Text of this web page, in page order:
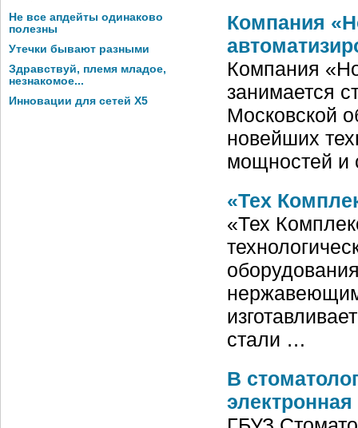
Не все апдейты одинаково
полезны
Утечки бывают разными
Здравствуй, племя младое,
незнакомое...
Инновации для сетей X5
Компания
Компания
занимается
Московской
новейших
мощностей и
«Тех
«Тех
стали …
В